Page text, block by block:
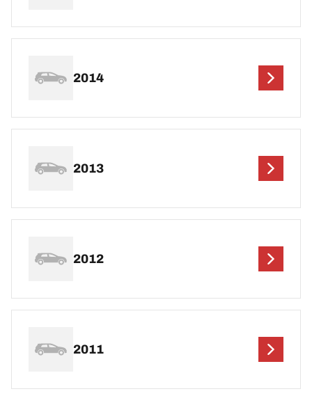
2014
2013
2012
2011